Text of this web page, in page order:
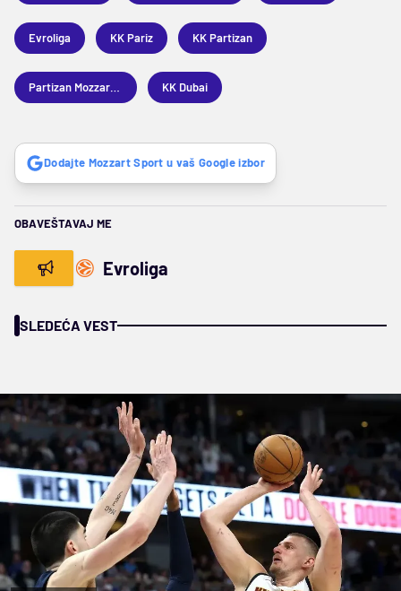
Evroliga KK Pariz KK Partizan
KK Dubai
Dodajte Mozzart Sport u vaš Google izbor
OBAVEŠTAVAJ ME
Evroliga
SLEDEĆA VEST